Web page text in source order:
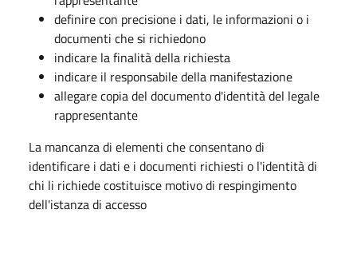
definire con precisione i dati, le informazioni o i
documenti che si richiedono
indicare la finalità della richiesta
indicare il responsabile della manifestazione
allegare copia del documento d'identità del legale
rappresentante
La mancanza di elementi che consentano di
identificare i dati e i documenti richiesti o l'identità di
chi li richiede costituisce motivo di respingimento
dell'istanza di accesso